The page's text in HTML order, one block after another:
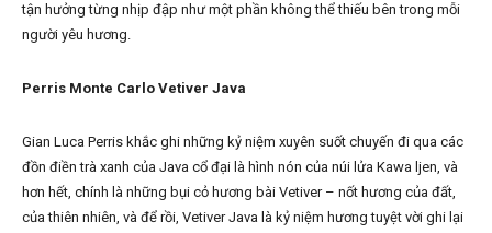
tận hưởng từng nhịp đập như một phần không thể thiếu bên trong mỗi
người yêu hương.
Perris Monte Carlo Vetiver Java
Gian Luca Perris khắc ghi những kỷ niệm xuyên suốt chuyến đi qua các
đồn điền trà xanh của Java cổ đại là hình nón của núi lửa Kawa ljen, và
hơn hết, chính là những bụi cỏ hương bài Vetiver – nốt hương của đất,
của thiên nhiên, và để rồi, Vetiver Java là kỷ niệm hương tuyệt vời ghi lại